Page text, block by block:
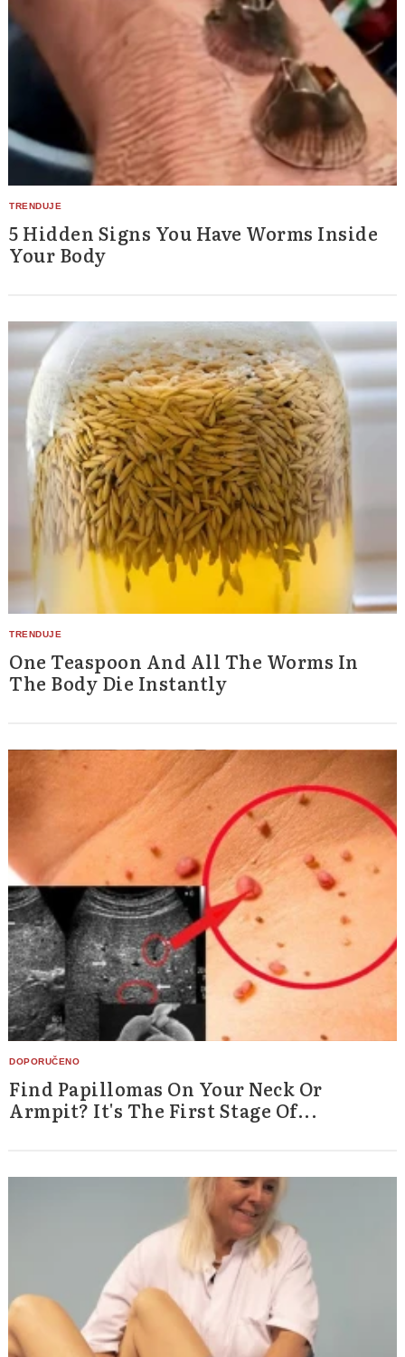
5 Hidden Signs You Have Worms Inside
Your Body
One Teaspoon And All The Worms In
The Body Die Instantly
Find Papillomas On Your Neck Or
Armpit? It's The First Stage Of...